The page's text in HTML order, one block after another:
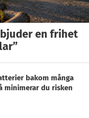
en frihet
bakom många
minimerar du risken